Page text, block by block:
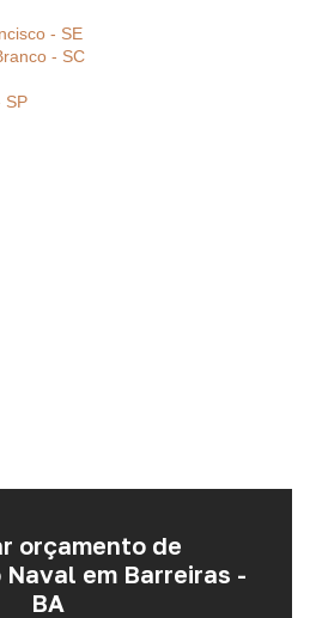
- SE
- SC
SP
orçamento de
Naval em Barreiras -
BA